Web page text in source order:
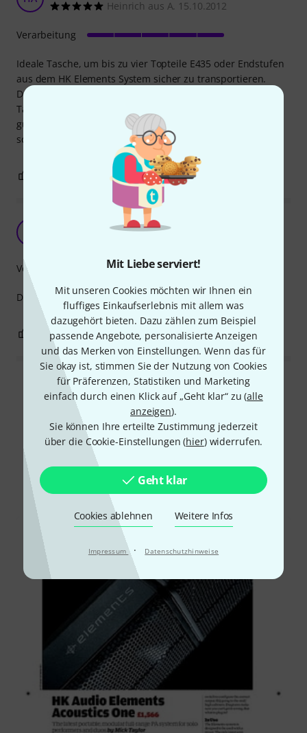
Mit Liebe serviert!
Mit unseren Cookies möchten wir Ihnen ein
fluffiges Einkaufserlebnis mit allem was
dazugehört bieten. Dazu zählen zum Beispiel
passende Angebote, personalisierte Anzeigen
und das Merken von Einstellungen. Wenn das für
Sie okay ist, stimmen Sie der Nutzung von Cookies
für Präferenzen, Statistiken und Marketing
einfach durch einen Klick auf „Geht klar“ zu (alle
anzeigen).
Sie können Ihre erteilte Zustimmung jederzeit
über die Cookie-Einstellungen (hier) widerrufen.
Geht klar
Cookies ablehnen Weitere Infos
Impressum · Datenschutzhinweise
Heinrich aus A. 15.10.2012
Ideale Tasche, um bis zu vier Topteile E435 oder Endstufen
aus dem HK Elements System sicher zu transportieren.
Durch die Polsterung ist der Inhalt gut geschützt. Die
Tasche ist solide verarbeitet und der Reißverschluß läuft
gut. Auch gefüllt ist die Tasche handlich und nicht allzu
schwer.
Verarbeitung
BEWERTUNG MELDEN
Die Taschen finde ich Super !
Verarbeitung
0 BEWERTUNG MELDEN
Alle Bewertungen lesen
Schon gewusst?
Testberichte